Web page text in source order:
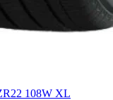
108W XL